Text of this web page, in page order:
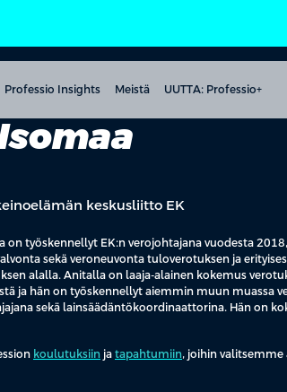
Professio Insights Meistä UUTTA: Professio+
keskusliitto EK
on työskennellyt EK:n verojohtajana vuodesta
sekä veroneuvonta tuloverotuksen ja
alalla. Anitalla on laaja-alainen kokemus
ja hän on työskennellyt aiemmin muun muassa
sekä lainsäädäntökoordinaattorina. Hän on
koulutuksiin ja tapahtumiin, joihin